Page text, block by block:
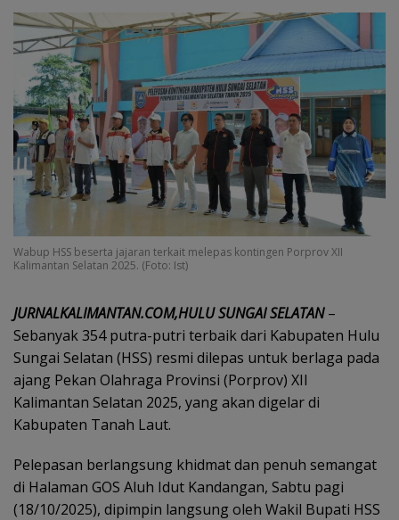
Wabup HSS beserta jajaran terkait melepas kontingen Porprov XII
Kalimantan Selatan 2025. (Foto: Ist)
JURNALKALIMANTAN.COM,HULU SUNGAI SELATAN–
Sebanyak 354 putra-putri terbaik dari Kabupaten Hulu
Sungai Selatan (HSS) resmi dilepas untuk berlaga pada
ajang Pekan Olahraga Provinsi (Porprov) XII
Kalimantan Selatan 2025, yang akan digelar di
Kabupaten Tanah Laut.
Pelepasan berlangsung khidmat dan penuh semangat
di Halaman GOS Aluh Idut Kandangan, Sabtu pagi
(18/10/2025), dipimpin langsung oleh Wakil Bupati HSS